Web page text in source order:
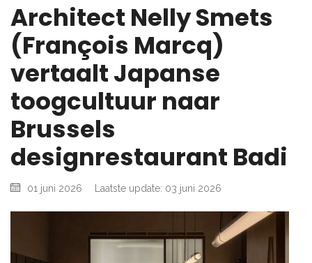
Architect Nelly Smets
(François Marcq)
vertaalt Japanse
toogcultuur naar
Brussels
designrestaurant Badi
01 juni 2026 Laatste update: 03 juni 2026